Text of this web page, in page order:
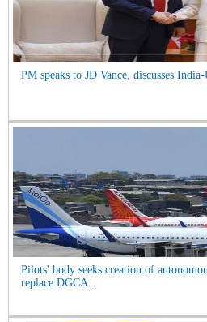
PM speaks to JD Vance, discusses
Pilots' body seeks creation of
replace DGCA...